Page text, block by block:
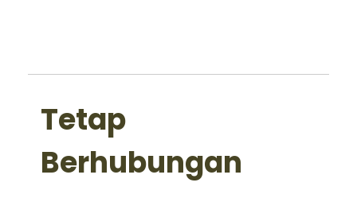
Tetap
Berhubungan